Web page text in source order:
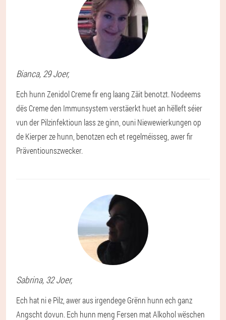
Bianca, 29 Joer,
Ech hunn Zenidol Creme fir eng laang Zäit benotzt. Nodeems
dës Creme den Immunsystem verstäerkt huet an hëlleft séier
vun der Pilzinfektioun lass ze ginn, ouni Niewewierkungen op
de Kierper ze hunn, benotzen ech et regelméisseg, awer fir
Präventiounszwecker.
Sabrina, 32 Joer,
Ech hat ni e Pilz, awer aus irgendege Grënn hunn ech ganz
Angscht dovun. Ech hunn meng Fersen mat Alkohol wëschen